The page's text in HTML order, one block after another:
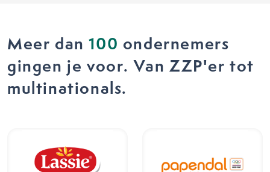
Meer dan100 ondernemers
gingen je voor. Van ZZP'er tot
multinationals.